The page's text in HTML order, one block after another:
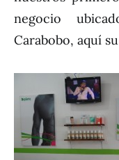
negocio
Carabobo, aquí